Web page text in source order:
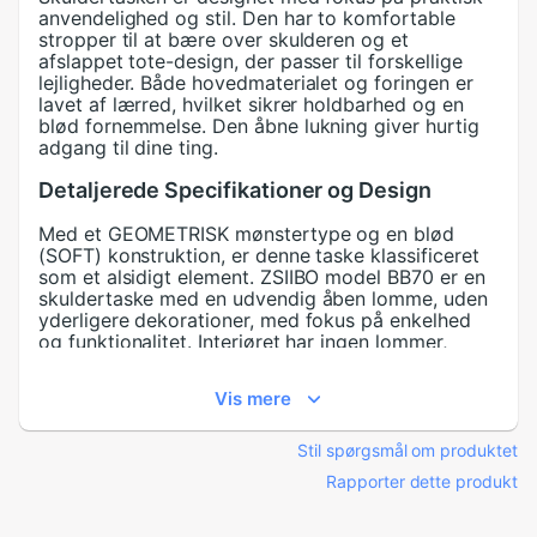
anvendelighed og stil. Den har to komfortable
stropper til at bære over skulderen og et
afslappet tote-design, der passer til forskellige
lejligheder. Både hovedmaterialet og foringen er
lavet af lærred, hvilket sikrer holdbarhed og en
blød fornemmelse. Den åbne lukning giver hurtig
adgang til dine ting.
Detaljerede Specifikationer og Design
Med et GEOMETRISK mønstertype og en blød
(SOFT) konstruktion, er denne taske klassificeret
som et alsidigt element. ZSIIBO model BB70 er en
skuldertaske med en udvendig åben lomme, uden
yderligere dekorationer, med fokus på enkelhed
og funktionalitet. Interiøret har ingen lommer,
Hvad er en afslappet skuldertaske?
En afslappet skuldertaske er et modetilbehør
designet til daglig brug, der tilbyder en balance
Vis mere
Stil spørgsmål om produktet
Rapporter dette produkt